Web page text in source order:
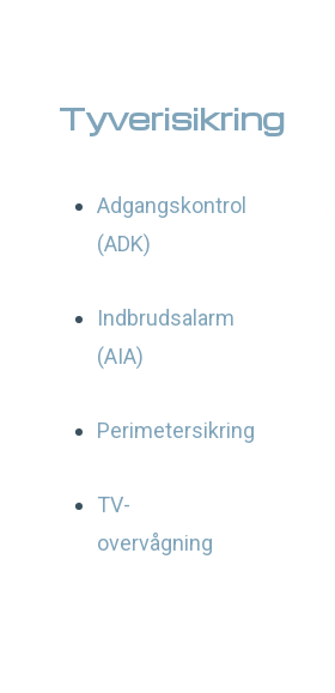
Tyverisikring
Adgangskontrol
(ADK)
Indbrudsalarm
(AIA)
Perimetersikring
TV-
overvågning